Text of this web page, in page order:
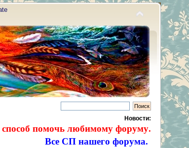
Новости:
помочь любимому форуму.
Все СП нашего форума.